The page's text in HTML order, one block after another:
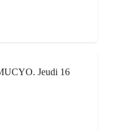
Jeudi 16